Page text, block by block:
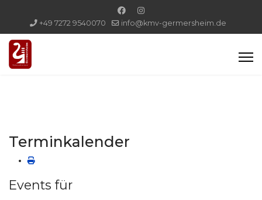
+49 7272 9540070 info@kmv-germersheim.de
Terminkalender
Events für